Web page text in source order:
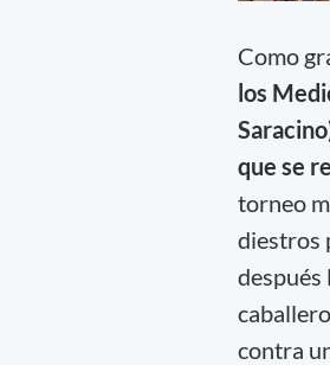
Como
los
que se
torneo
diestros
después
contra